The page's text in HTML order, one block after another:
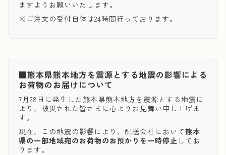
ますようお願いいたします。
※ご注文の受付自体は24時間行っております。
■熊本県熊本地方を震源とする地震の影響による
お荷物のお届けについて
7月28日に発生した熊本県熊本地方を震源とする地震に
より、被災された皆さまに心よりお見舞い申し上げま
す。
現在、この地震の影響により、配送会社において熊本
県の一部地域宛のお荷物のお預かりを一時停止 してお
ります。